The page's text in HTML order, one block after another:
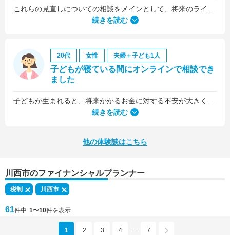
続きを読む
20代 女性 夫婦＋子ども1人
子どもが寝ている間にオンラインで相談でき
ました
何より、とても親身になって対応してくださって大満足。うちと同じように子どもの将来のお金のことで悩んでいる友人にも教えました。
続きを読む
他の体験談はこちら
川西市のファイナンシャルプランナー
税制 川西市
61件中 1〜10件を表示
1 2 3 4 ･･･ 7